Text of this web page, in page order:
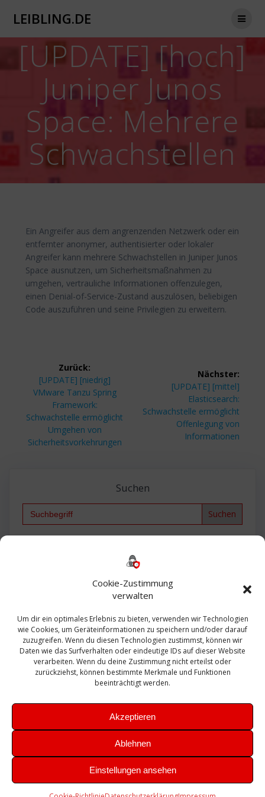
Cookie-Zustimmung
verwalten
Um dir ein optimales Erlebnis zu bieten, verwenden wir Technologien
wie Cookies, um Geräteinformationen zu speichern und/oder darauf
zuzugreifen. Wenn du diesen Technologien zustimmst, können wir
Daten wie das Surfverhalten oder eindeutige IDs auf dieser Website
verarbeiten. Wenn du deine Zustimmung nicht erteilst oder
zurückziehst, können bestimmte Merkmale und Funktionen
beeinträchtigt werden.
Akzeptieren
Ablehnen
Einstellungen ansehen
LEIBLING.DE
[UPDATE] [hoch]
Juniper Junos
Space: Mehrere
Schwachstellen
Ein Angreifer aus dem angrenzenden Netzwerk oder ein
entfernter anonymer, authentisierter oder lokaler
Angreifer kann mehrere Schwachstellen in Juniper Junos
Space ausnutzen, um Sicherheitsmaßnahmen zu
umgehen, vertrauliche Informationen offenzulegen,
einen Denial-of-Service-Zustand auszulösen, beliebigen
Code auszuführen und seine Privilegien zu erweitern.
Beitragsnavigation
Zurück:
Vorheriger
Beitrag:
[UPDATE] [niedrig]
VMware Tanzu Spring
Framework:
Schwachstelle ermöglicht
Umgehen von
Sicherheitsvorkehrungen
Nächster:
Nächster
Beitrag:
[UPDATE] [mittel]
Elasticsearch:
Schwachstelle ermöglicht
Offenlegung von
Informationen
Suchen
Search
Bautagebuch
Exchange firewall Fritzbox
Microsoft
Sanierung SBS Security Server Sicherheit
Sicherung SIEM Sophos SSL Ubuntu
Update Upgrade UTM VCenter VCSA Veeam
VMWare VPN WAZUH Windows
Zertifikat
Theme